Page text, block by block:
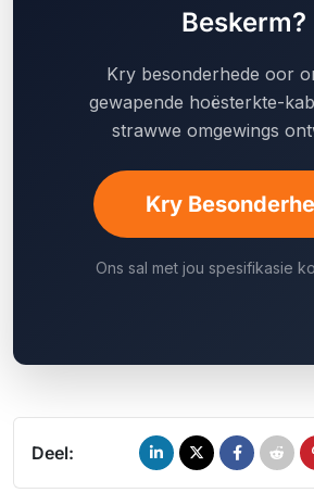
Beskerm?
Kry besonderhede oor
gewapende hoësterkte-
strawwe omgewings
Kry
Ons sal met jou spesifikasie
Deel: